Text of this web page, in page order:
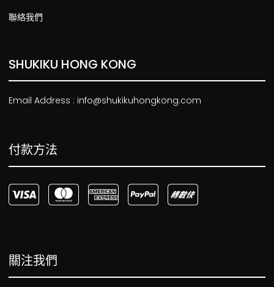
聯絡我們
SHUKIKU HONG KONG
Email Address : info@shukikuhongkong.com
付款方法
關注我們